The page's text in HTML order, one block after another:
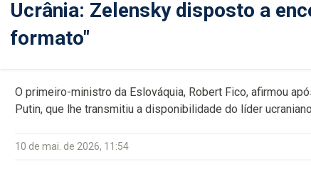
Ucrânia: Zelensky disposto a
formato"
O primeiro-ministro da Eslováquia, Robert Fico, afirmou
Putin, que lhe transmitiu a disponibilidade do líder
10 de mai. de 2026, 11:54